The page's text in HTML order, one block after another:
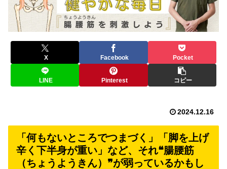
X Facebook Pocket
LINE Pinterest コピー
2024.12.16
「何もないところでつまづく」「脚を上げ
辛く下半身が重い」など、それ❝腸腰筋
（ちょうようきん）❞が弱っているかもし